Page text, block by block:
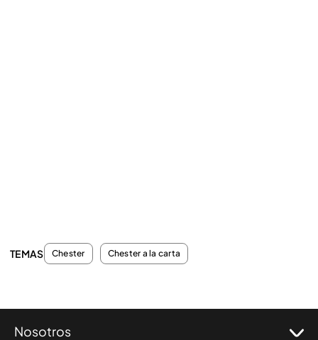
TEMAS Chester Chester a la carta
Nosotros